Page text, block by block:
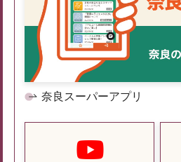
奈良スーパーアプリ